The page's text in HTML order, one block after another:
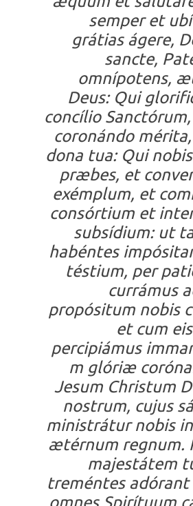
semper et
grátias ágere,
sancte,
omnípotens,
Deus: Qui
concílio
coronándo
dona tua: Qui
præbes, et
exémplum, et
consórtium et
subsídium: ut
habéntes
téstium, per
currámus
propósitum nobis
et cum eis
percipiámus
m glóriæ
Jesum Christum
nostrum, cujus
ministrátur nobis
ætérnum regnum.
majestátem
treméntes
omnes Spirítuum